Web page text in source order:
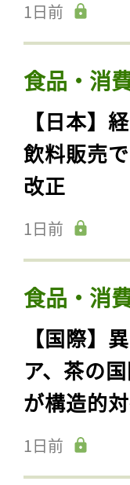
1日前
食品・消
【日本】
飲料販売
改正
1日前
食品・消
【国際】
ア、茶の
が構造的
1日前